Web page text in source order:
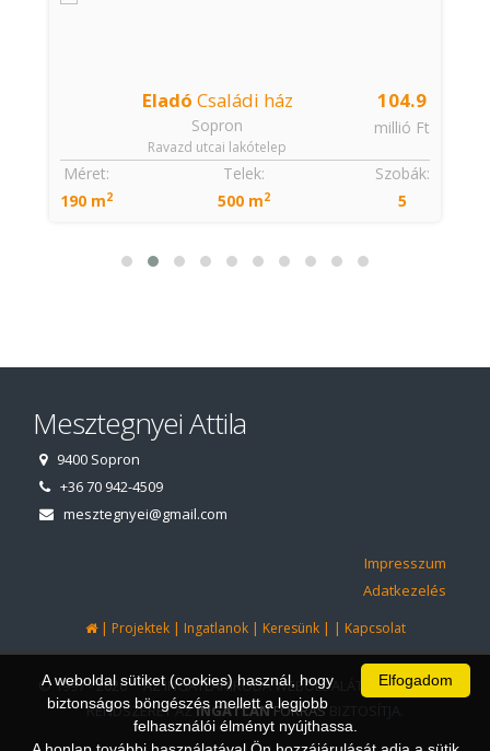
104.9
millió Ft
Eladó Családi ház
Sopron
Ravazd utcai lakótelep
Szobák:
5
Méret:
190 m2
Telek:
500 m2
Mesztegnyei Attila
9400 Sopron
+36 70 942-4509
mesztegnyei@gmail.com
Impresszum
Adatkezelés
| Projektek| Ingatlanok| Keresünk| | Kapcsolat
© 1997 - 2026 AZ INGATLANIRODA WEBOLDALÁT ÉS ÜGYVITELI
RENDSZERÉT AZINGATLANFORRÁSBIZTOSÍTJA.
Elfogadom
A weboldal sütiket (cookies) használ, hogy
biztonságos böngészés mellett a legjobb
felhasználói élményt nyújthassa.